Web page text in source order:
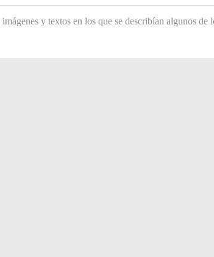
y textos en los que se describían algunos